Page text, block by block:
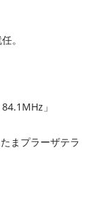
。
」
まプラーザテラ